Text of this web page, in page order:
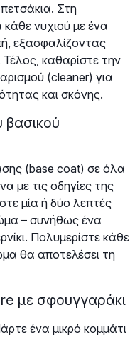
Στη
κάθε νυχιού με ένα
εξασφαλίζοντας
καθαρίστε την
(cleaner) για
και σκόνης.
(base coat) σε όλα
με τις οδηγίες της
μία ή δύο λεπτές
– συνήθως ένα
Πολυμερίστε κάθε
θα αποτελέσει τη
με σφουγγαράκι
ένα μικρό κομμάτι